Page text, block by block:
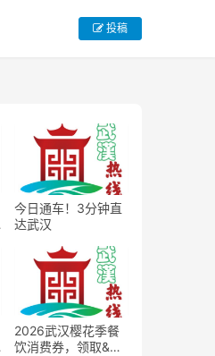
投稿
今日通车！3分钟直
达武汉
2026武汉樱花季餐
饮消费券，领取&使